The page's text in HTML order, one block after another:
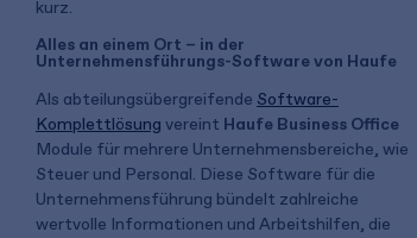
kurz.
Alles an einem Ort – in der
Unternehmensführungs-Software von Haufe
Als abteilungsübergreifende Software-
Komplettlösung vereint Haufe Business Office
Module für mehrere Unternehmensbereiche, wie
Steuer und Personal. Diese Software für die
Unternehmensführung bündelt zahlreiche
wertvolle Informationen und Arbeitshilfen, die